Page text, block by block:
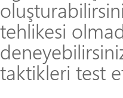
tehlikesi
taktikleri test